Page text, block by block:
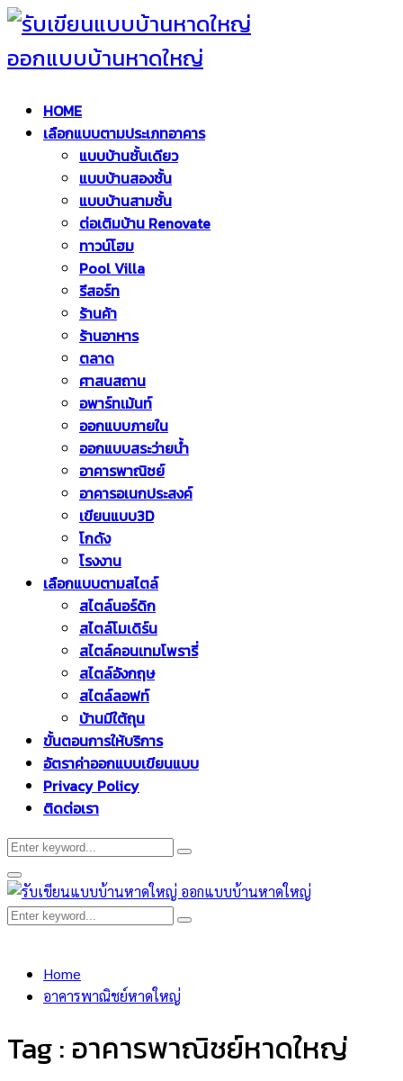
HOME
เลือกแบบตามประเภทอาคาร
แบบบ้านชั้นเดียว
แบบบ้านสองชั้น
แบบบ้านสามชั้น
ต่อเติมบ้าน Renovate
ทาวน์โฮม
Pool Villa
รีสอร์ท
ร้านค้า
ร้านอาหาร
ตลาด
ศาสนสถาน
อพาร์ทเม้นท์
ออกแบบภายใน
ออกแบบสระว่ายน้ำ
อาคารพาณิชย์
อาคารอเนกประสงค์
เขียนแบบ3D
โกดัง
โรงงาน
เลือกแบบตามสไตล์
สไตล์นอร์ดิก
สไตล์โมเดิร์น
สไตล์คอนเทมโพรารี่
สไตล์อังกฤษ
สไตล์ลอฟท์
บ้านมีใต้ถุน
ขั้นตอนการให้บริการ
อัตราค่าออกแบบเขียนแบบ
Privacy Policy
ติดต่อเรา
Search
for:
Search
Primary
Menu
Search
Search
Home
อาคารพาณิชย์หาดใหญ่
Tag : อาคารพาณิชย์หาดใหญ่